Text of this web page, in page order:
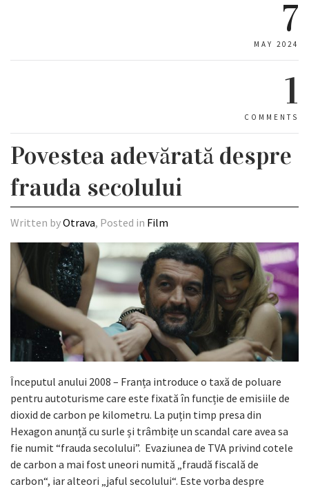
7
MAY 2024
1
COMMENTS
Povestea adevărată despre
frauda secolului
Written byOtrava, Posted in Film
Începutul anului 2008 – Franța introduce o taxă de poluare
pentru autoturisme care este fixată în funcție de emisiile de
dioxid de carbon pe kilometru. La puțin timp presa din
Hexagon anunță cu surle și trâmbițe un scandal care avea sa
fie numit “frauda secolului”. Evaziunea de TVA privind cotele
de carbon a mai fost uneori numită „fraudă fiscală de
carbon“, iar alteori „jaful secolului“. Este vorba despre